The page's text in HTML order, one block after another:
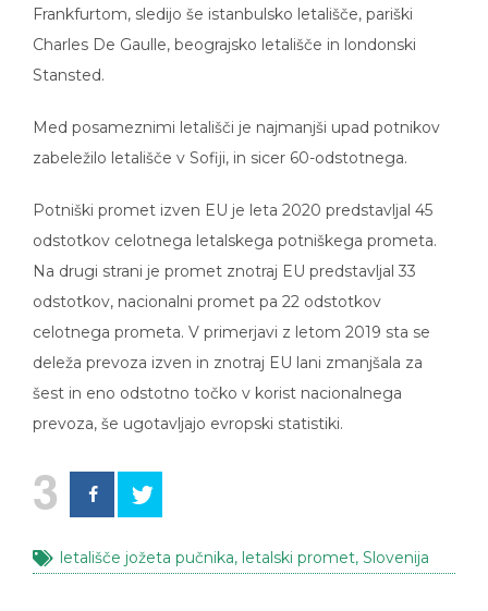
Frankfurtom, sledijo še istanbulsko letališče, pariški
Charles De Gaulle, beograjsko letališče in londonski
Stansted.
Med posameznimi letališči je najmanjši upad potnikov
zabeležilo letališče v Sofiji, in sicer 60-odstotnega.
Potniški promet izven EU je leta 2020 predstavljal 45
odstotkov celotnega letalskega potniškega prometa.
Na drugi strani je promet znotraj EU predstavljal 33
odstotkov, nacionalni promet pa 22 odstotkov
celotnega prometa. V primerjavi z letom 2019 sta se
deleža prevoza izven in znotraj EU lani zmanjšala za
šest in eno odstotno točko v korist nacionalnega
prevoza, še ugotavljajo evropski statistiki.
3
letališče jožeta pučnika, letalski promet, Slovenija